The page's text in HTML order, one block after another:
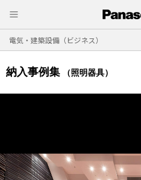
電気・建築設備（ビジネス）
納入事例集 （照明器具）